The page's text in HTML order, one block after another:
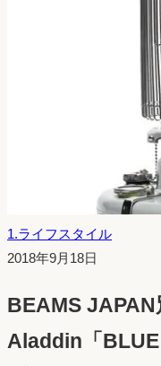
1.ライフスタイル
投
日：
2018年9月18日
BEAMS
Aladdin「